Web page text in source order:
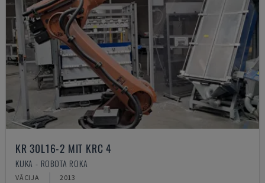
KR 30L16-2 MIT KRC 4
KUKA - ROBOTA ROKA
VĀCIJA 2013